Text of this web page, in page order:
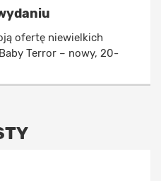
ofertę niewielkich
Terror – nowy, 20-